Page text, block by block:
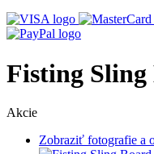
Fisting Sling
Akcie
Zobraziť fotografie a